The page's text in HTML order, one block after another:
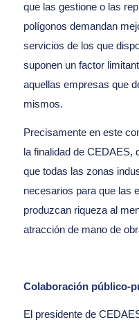
que las gestione o las
polígonos demandan
servicios de los que
suponen un factor
aquellas empresas que
mismos.
Precisamente en este
la finalidad de CEDAES,
que todas las zonas
necesarios para que las
produzcan riqueza al
atracción de mano de
Colaboración público-
El presidente de